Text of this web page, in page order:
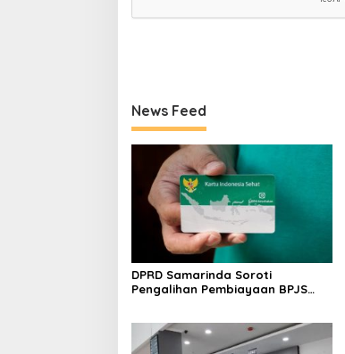
News Feed
DPRD Samarinda Soroti
Pengalihan Pembiayaan BPJS